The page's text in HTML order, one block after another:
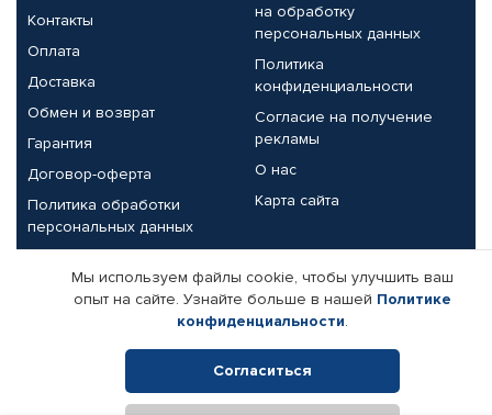
Контакты
Оплата
Доставка
Обмен и возврат
Гарантия
Договор-оферта
Политика обработки
персональных данных
на обработку
персональных данных
Политика
конфиденциальности
Согласие на получение
рекламы
О нас
Карта сайта
Партнерам
Корпоративным клиентам
Поставщикам
Реквизиты компании
Мы используем файлы cookie, чтобы улучшить ваш
опыт на сайте. Узнайте больше в нашей Политике
конфиденциальности.
Согласиться